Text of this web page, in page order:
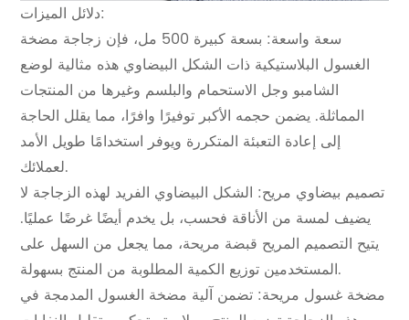
دلائل الميزات:
سعة واسعة: بسعة كبيرة 500 مل، فإن زجاجة مضخة
الغسول البلاستيكية ذات الشكل البيضاوي هذه مثالية لوضع
الشامبو وجل الاستحمام والبلسم وغيرها من المنتجات
المماثلة. يضمن حجمه الأكبر توفيرًا وافرًا، مما يقلل الحاجة
إلى إعادة التعبئة المتكررة ويوفر استخدامًا طويل الأمد
لعملائك.
تصميم بيضاوي مريح: الشكل البيضاوي الفريد لهذه الزجاجة لا
يضيف لمسة من الأناقة فحسب، بل يخدم أيضًا غرضًا عمليًا.
يتيح التصميم المريح قبضة مريحة، مما يجعل من السهل على
المستخدمين توزيع الكمية المطلوبة من المنتج بسهولة.
مضخة غسول مريحة: تضمن آلية مضخة الغسول المدمجة في